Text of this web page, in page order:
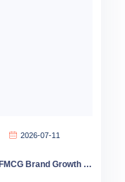
2026-07-11
O2O Flash Delivery Product Innovation FMCG Brand Growth Data 2026